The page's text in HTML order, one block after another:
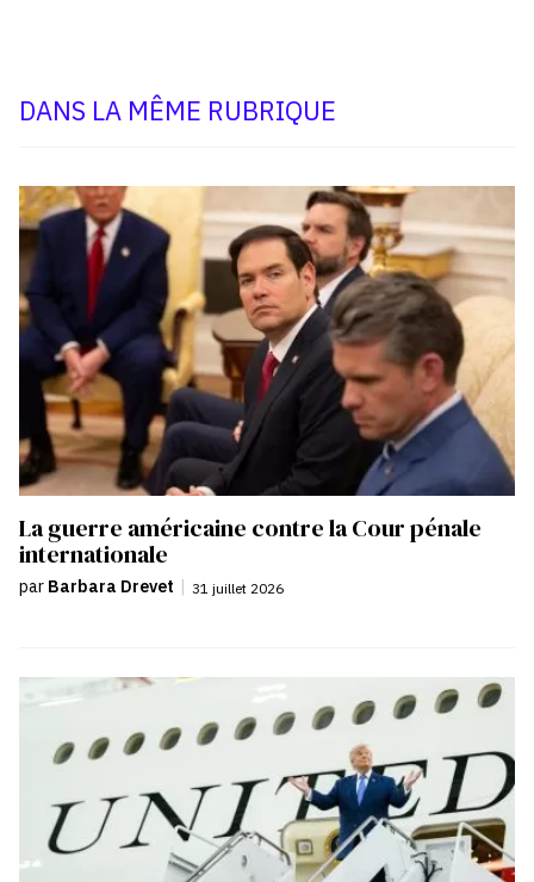
DANS LA MÊME RUBRIQUE
La guerre américaine contre la Cour pénale
internationale
par Barbara Drevet | 31 juillet 2026